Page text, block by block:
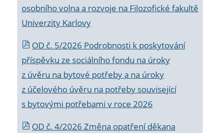
osobního volna a rozvoje na Filozofické fakultě
Univerzity Karlovy
OD č. 5/2026 Podrobnosti k poskytování
příspěvku ze sociálního fondu na úroky
z úvěru na bytové potřeby a na úroky
z účelového úvěru na potřeby související
s bytovými potřebami v roce 2026
OD č. 4/2026 Změna opatření děkana